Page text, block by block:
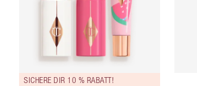
SICHERE DIR 10 % RABATT!